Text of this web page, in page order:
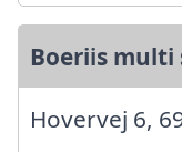
Boeriis multi
Hovervej 6,